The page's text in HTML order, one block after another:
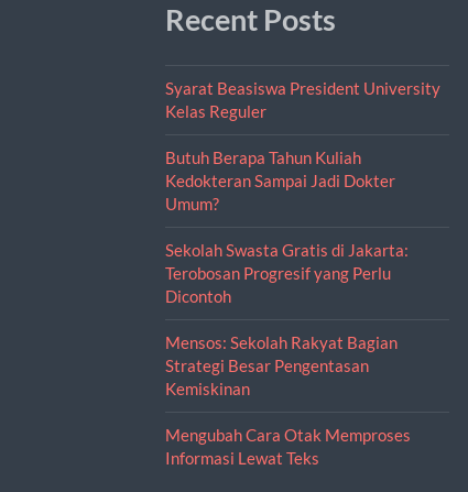
Recent Posts
Syarat Beasiswa President University
Kelas Reguler
Butuh Berapa Tahun Kuliah
Kedokteran Sampai Jadi Dokter
Umum?
Sekolah Swasta Gratis di Jakarta:
Terobosan Progresif yang Perlu
Dicontoh
Mensos: Sekolah Rakyat Bagian
Strategi Besar Pengentasan
Kemiskinan
Mengubah Cara Otak Memproses
Informasi Lewat Teks